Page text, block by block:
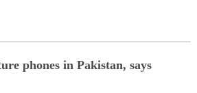
phones in Pakistan, says